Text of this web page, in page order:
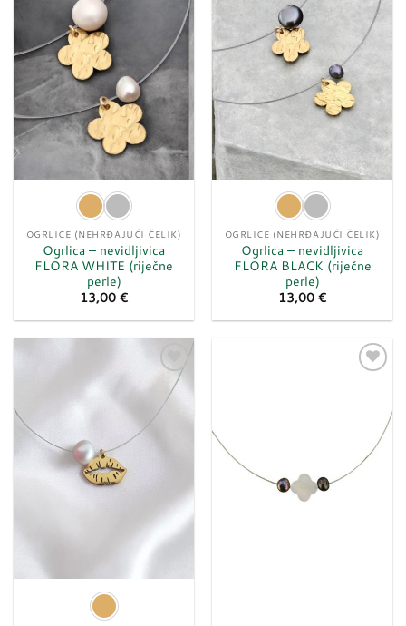
OGRLICE (NEHRĐAJUĆI ČELIK)
Ogrlica – nevidljivica
FLORA WHITE (riječne
perle)
13,00 €
listu
želja
OGRLICE (NEHRĐAJUĆI ČELIK)
Ogrlica – nevidljivica
FLORA BLACK (riječne
perle)
13,00 €
Dodaj
u
listu